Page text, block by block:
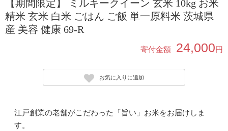
【期間限定】 ミルキークイーン 玄米 10kg お米
精米 玄米 白米 ごはん ご飯 単一原料米 茨城県
産 美容 健康 69-R
寄付金額 24,000円
お気に入りに追加
江戸創業の老舗がこだわった「旨い」お米をお届けしま
す。